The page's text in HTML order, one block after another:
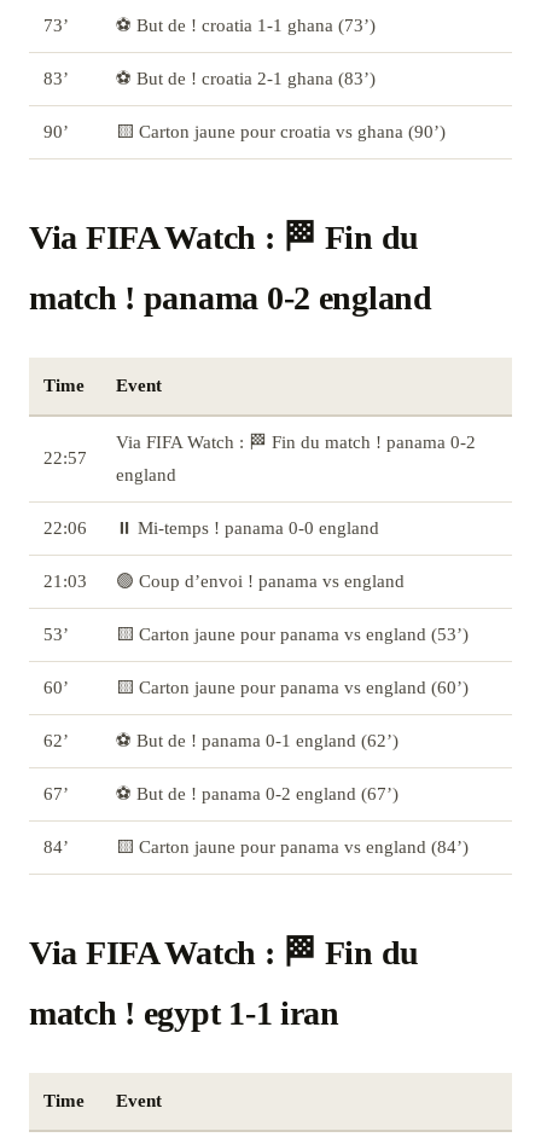
73’ ⚽ But de ! croatia 1-1 ghana (73’)
83’ ⚽ But de ! croatia 2-1 ghana (83’)
90’ 🟨 Carton jaune pour croatia vs ghana (90’)
Via FIFA Watch : 🏁 Fin du
match ! panama 0-2 england
Time Event
22:57
Via FIFA Watch : 🏁 Fin du match ! panama 0-2
england
22:06 ⏸️ Mi-temps ! panama 0-0 england
21:03 🟢 Coup d’envoi ! panama vs england
53’ 🟨 Carton jaune pour panama vs england (53’)
60’ 🟨 Carton jaune pour panama vs england (60’)
62’ ⚽ But de ! panama 0-1 england (62’)
67’ ⚽ But de ! panama 0-2 england (67’)
84’ 🟨 Carton jaune pour panama vs england (84’)
Via FIFA Watch : 🏁 Fin du
match ! egypt 1-1 iran
Time Event